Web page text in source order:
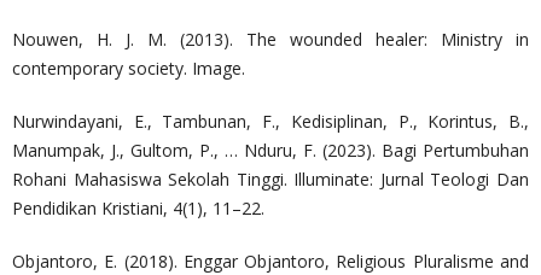
Nouwen, H. J. M. (2013). The wounded healer: Ministry in
contemporary society. Image.
Nurwindayani, E., Tambunan, F., Kedisiplinan, P., Korintus, B.,
Manumpak, J., Gultom, P., … Nduru, F. (2023). Bagi Pertumbuhan
Rohani Mahasiswa Sekolah Tinggi. Illuminate: Jurnal Teologi Dan
Pendidikan Kristiani, 4(1), 11–22.
Objantoro, E. (2018). Enggar Objantoro, Religious Pluralisme and